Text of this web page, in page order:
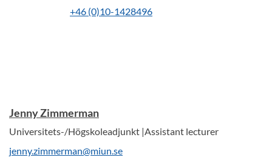
+46 (0)10-1428496
Jenny Zimmerman
Universitets-/Högskoleadjunkt |Assistant lecturer
jenny.zimmerman@miun.se